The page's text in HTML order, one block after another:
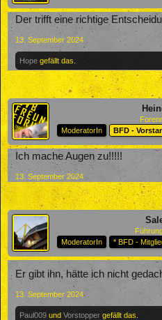
Der trifft eine richtige
13. September 2024
Hope gefällt das.
ModeratorIn
BFD -
Ich mache Augen zu!!!!!
13. September 2024
ModeratorIn
* BFD -
Er gibt ihn, hätte ich nicht
13. September 2024
Paul009 und Vorstopper gefällt das.